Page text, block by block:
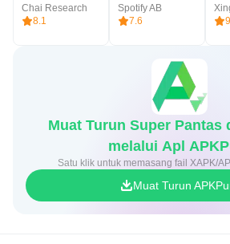
Chai Research
8.1
Spotify AB
7.6
Muat Turun Super Pantas dan Selamat
melalui Apl
Satu klik untuk memasang fail XAPK/
Muat Turun